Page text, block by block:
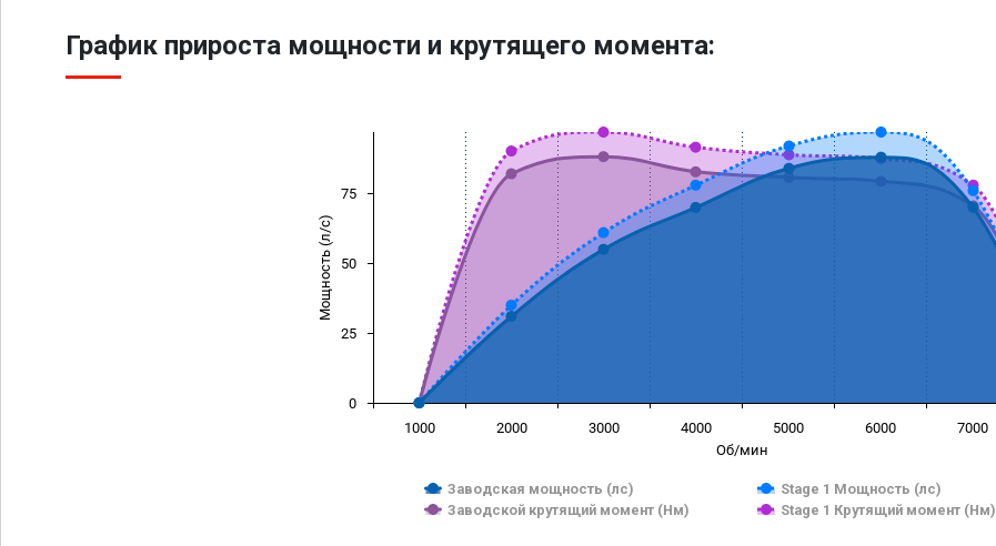
График прироста мощности и крутящего момента:
Об/мин
Мощность (л/с)
Заводская мощность (лс)
Stage 1 Мощность (лс)
Заводской крутящий момент (Нм)
Stage 1 Крутящий момент (Нм)
1000 2000 3000 4000 5000 6000 7000
0
25
50
75